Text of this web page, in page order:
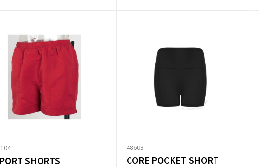
SHORTS
48603
CORE POCKET SHORT